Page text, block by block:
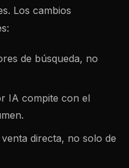
Los cambios
de búsqueda, no
IA compite con el
directa, no solo de